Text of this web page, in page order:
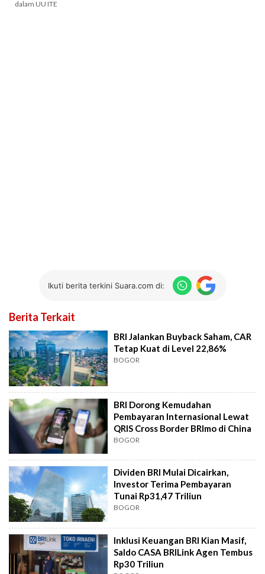
dalam UU ITE
Ikuti berita terkini Suara.com di:
Berita Terkait
BRI Jalankan Buyback Saham, CAR
Tetap Kuat di Level 22,86%
BOGOR
BRI Dorong Kemudahan
Pembayaran Internasional Lewat
QRIS Cross Border BRImo di China
BOGOR
Dividen BRI Mulai Dicairkan,
Investor Terima Pembayaran
Tunai Rp31,47 Triliun
BOGOR
Inklusi Keuangan BRI Kian Masif,
Saldo CASA BRILink Agen Tembus
Rp30 Triliun